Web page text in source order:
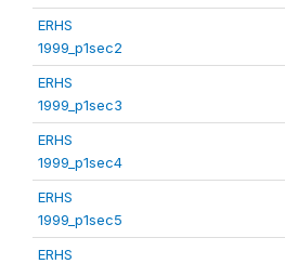
ERHS
1999_p1sec2
ERHS
1999_p1sec3
ERHS
1999_p1sec4
ERHS
1999_p1sec5
ERHS